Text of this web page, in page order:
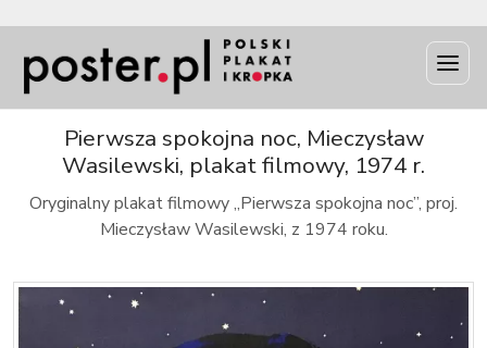
Pierwsza spokojna noc, Mieczysław
Wasilewski, plakat filmowy, 1974 r.
Oryginalny plakat filmowy „Pierwsza spokojna noc”, proj.
Mieczysław Wasilewski, z 1974 roku.